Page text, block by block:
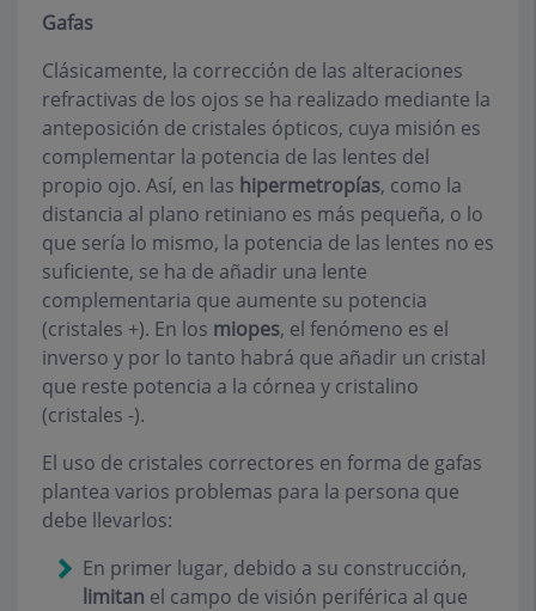
Gafas
Clásicamente, la corrección de las alteraciones
refractivas de los ojos se ha realizado mediante la
anteposición de cristales ópticos, cuya misión es
complementar la potencia de las lentes del
propio ojo. Así, en las hipermetropías, como la
distancia al plano retiniano es más pequeña, o lo
que sería lo mismo, la potencia de las lentes no es
suficiente, se ha de añadir una lente
complementaria que aumente su potencia
(cristales +). En los miopes, el fenómeno es el
inverso y por lo tanto habrá que añadir un cristal
que reste potencia a la córnea y cristalino
(cristales -).
El uso de cristales correctores en forma de gafas
plantea varios problemas para la persona que
debe llevarlos:
En primer lugar, debido a su construcción,
limitan el campo de visión periférica al que